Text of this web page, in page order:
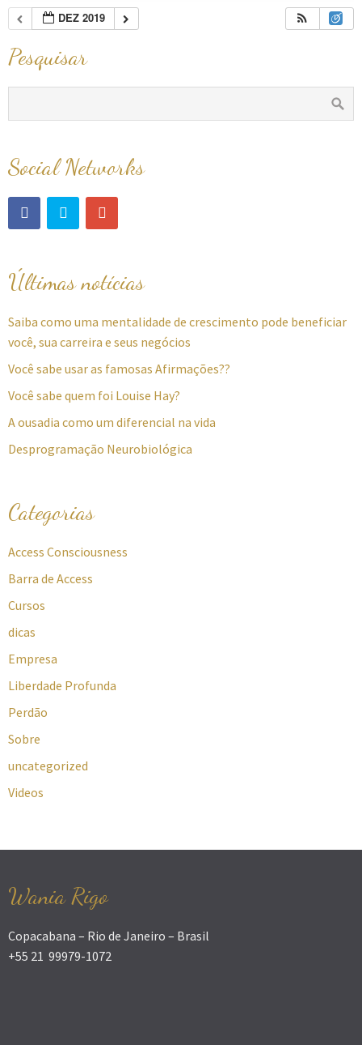
DEZ 2019
Pesquisar
Social Networks
Últimas notícias
Saiba como uma mentalidade de crescimento pode beneficiar
você, sua carreira e seus negócios
Você sabe usar as famosas Afirmações??
Você sabe quem foi Louise Hay?
A ousadia como um diferencial na vida
Desprogramação Neurobiológica
Categorias
Access Consciousness
Barra de Access
Cursos
dicas
Empresa
Liberdade Profunda
Perdão
Sobre
uncategorized
Videos
Wania Rigo
Copacabana – Rio de Janeiro – Brasil
+55 21 99979-1072